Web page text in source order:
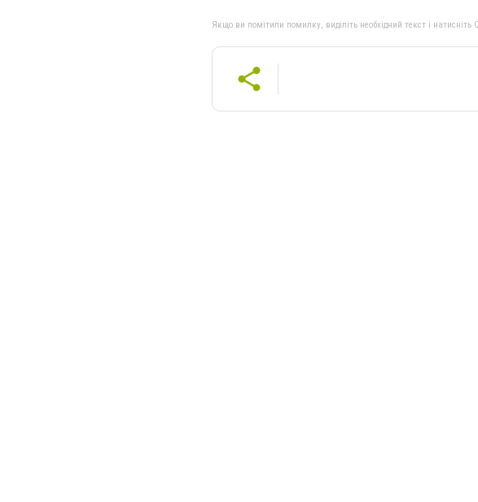
Якщо ви помітили помилку, виділіть необхідний текст і